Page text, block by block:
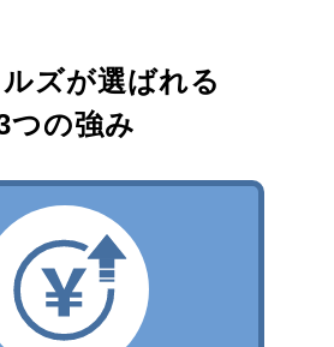
ズが選ばれる
つの強み